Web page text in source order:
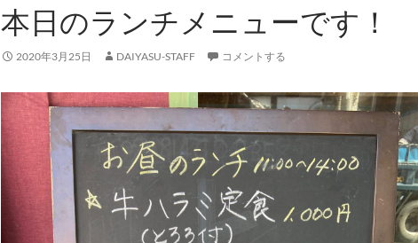
本日のランチメニューです！
2020年3月25日 DAIYASU-STAFF コメントする